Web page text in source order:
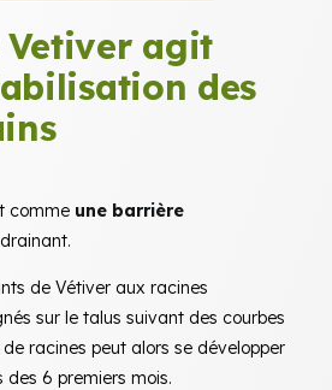
Vetiver agit
des
comme une barrière
de Vétiver aux racines
sur le talus suivant des courbes
racines peut alors se développer
des 6 premiers mois.